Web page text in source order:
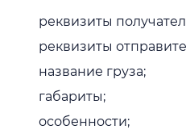
реквизиты
реквизиты
название груза;
габариты;
особенности;